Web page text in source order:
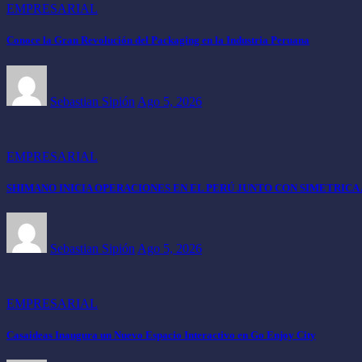
EMPRESARIAL
Conoce la Gran Revolución del Packaging en la Industria Peruana
Sebastian Sipión Ago 5, 2026
EMPRESARIAL
SHIMANO INICIA OPERACIONES EN EL PERÚ JUNTO CON
Sebastian Sipión Ago 5, 2026
EMPRESARIAL
Casaideas Inaugura un Nuevo Espacio Interactivo en Go Enjoy City